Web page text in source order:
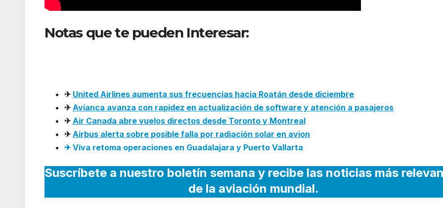
Notas que te pueden Interesar:
✈ United Airlines aumenta sus frecuencias hacia Roatán desde diciembre
✈ Avianca avanza con rapidez en actualización de software y atención a pasajeros
✈ Air Canada abre vuelos directos desde Toronto y Montreal
✈ Airbus alerta sobre posible falla por radiación solar en avion
✈ Viva retoma operaciones en Guadalajara y Puerto Vallarta
Suscríbete a nuestro boletín semana y recibe las noticias más
de la aviación mundial.